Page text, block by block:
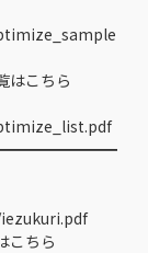
はこちら
こちら